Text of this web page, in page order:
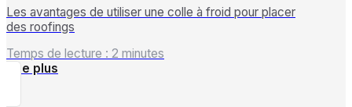
Les avantages de utiliser une colle à froid pour placer
des roofings
Temps de lecture : 2 minutes
Lire plus